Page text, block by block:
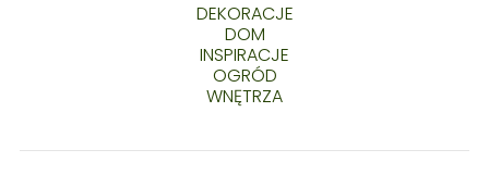
DEKORACJE
DOM
INSPIRACJE
OGRÓD
WNĘTRZA